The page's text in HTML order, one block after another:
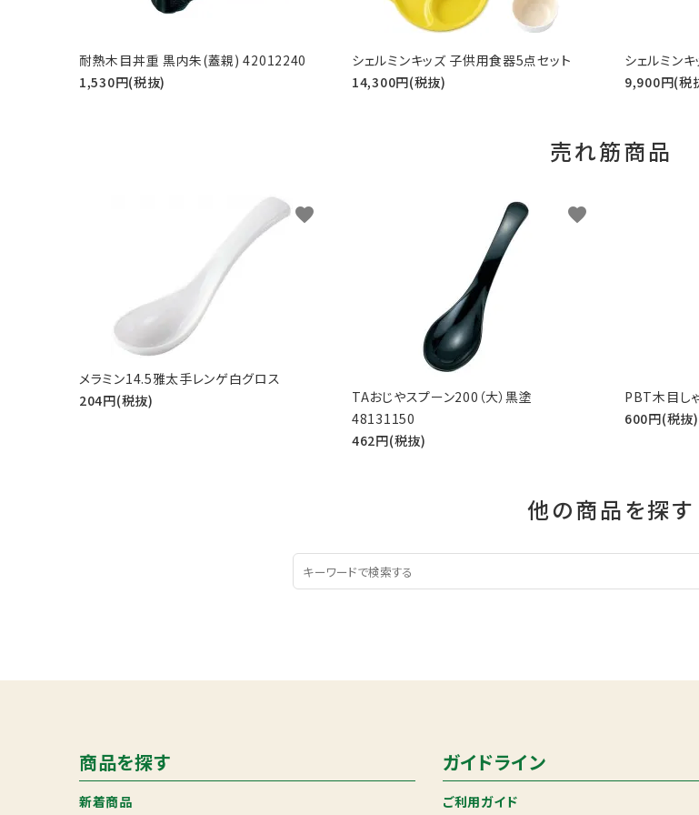
耐熱木目丼重 黒内朱(蓋親) 42012240
1,530円(税抜)
シェルミンキッズ 子供用食器5点セット
14,300円(税抜)
シェルミン
9,900円(税
売れ筋商品
メラミン14.5雅太手レンゲ白グロス
204円(税抜)
favorite
TAおじやスプーン200（大）黒塗
48131150
462円(税抜)
favorite
PBT木目し
600円(税抜)
他の商品を探す
商品を探す
新着商品
ガイドライン
ご利用ガイド